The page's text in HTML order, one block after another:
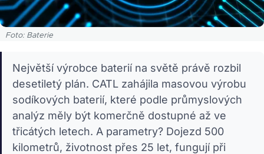
Foto: Baterie
Největší výrobce baterií na světě právě rozbil
desetiletý plán. CATL zahájila masovou výrobu
sodíkových baterií, které podle průmyslových
analýz měly být komerčně dostupné až ve
třicátých letech. A parametry? Dojezd 500
kilometrů, životnost přes 25 let, fungují při